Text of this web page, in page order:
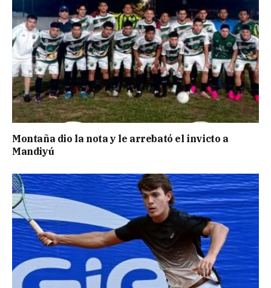
Montaña dio la nota y le arrebató el invicto a
Mandiyú